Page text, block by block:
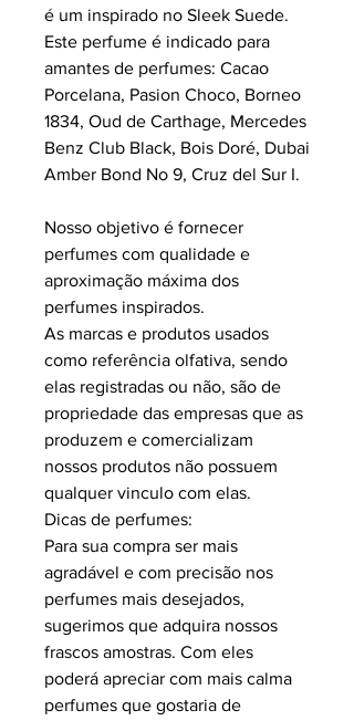
é um inspirado no Sleek Suede.
Este perfume é indicado para
amantes de perfumes: Cacao
Porcelana, Pasion Choco, Borneo
1834, Oud de Carthage, Mercedes
Benz Club Black, Bois Doré, Dubai
Amber Bond No 9, Cruz del Sur I.
Nosso objetivo é fornecer
perfumes com qualidade e
aproximação máxima dos
perfumes inspirados.
As marcas e produtos usados
como referência olfativa, sendo
elas registradas ou não, são de
propriedade das empresas que as
produzem e comercializam
nossos produtos não possuem
qualquer vinculo com elas.
Dicas de perfumes:
Para sua compra ser mais
agradável e com precisão nos
perfumes mais desejados,
sugerimos que adquira nossos
frascos amostras. Com eles
poderá apreciar com mais calma
perfumes que gostaria de